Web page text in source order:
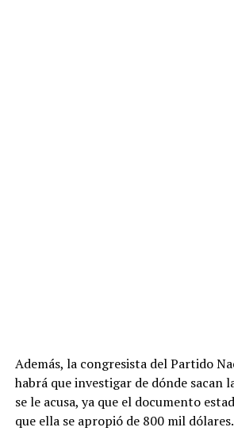
Además, la congresista del Partido
habrá que investigar de dónde sacan
se le acusa, ya que el documento
que ella se apropió de 800 mil dólares.